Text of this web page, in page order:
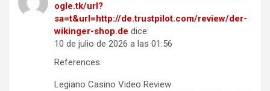
ogle.tk/url?
sa=t&url=http://de.trustpilot.com/review/der-
wikinger-shop.de dice:
10 de julio de 2026 a las 01:56
References:
Legiano Casino Video Review